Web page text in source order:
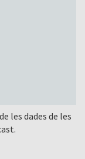
les dades de les